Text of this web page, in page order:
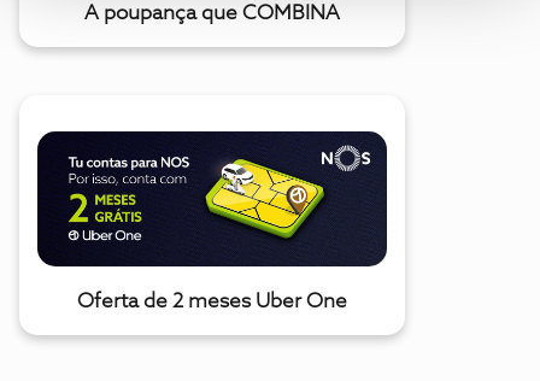
A poupança que COMBINA
Oferta de 2 meses Uber One